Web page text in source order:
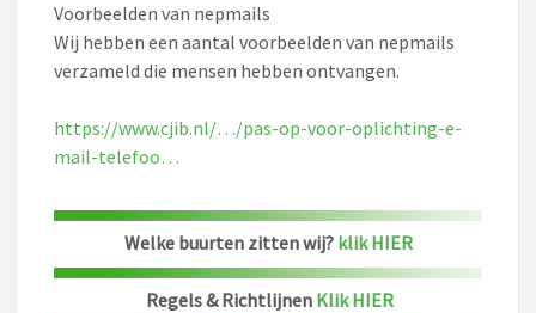
Voorbeelden van nepmails
Wij hebben een aantal voorbeelden van nepmails
verzameld die mensen hebben ontvangen.
https://www.cjib.nl/…/pas-op-voor-oplichting-e-
mail-telefoo…
Welke buurten zitten wij? klik HIER
Regels & Richtlijnen Klik HIER